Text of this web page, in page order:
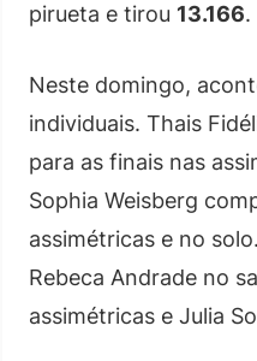
pirueta e tirou 13.166.
Neste domingo,
individuais. Thais
para as finais nas
Sophia Weisberg
assimétricas e no
Rebeca Andrade no
assimétricas e Julia